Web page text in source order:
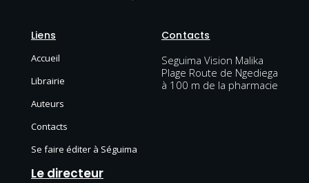
Liens
Accueil
Librairie
Auteurs
Contacts
Se faire éditer à Séguima
Contacts
Seguima Vision Malika
Plage Route de Ngediega
à 100 m de la pharmacie
Le directeur